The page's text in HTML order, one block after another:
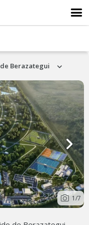
Berazategui
1/7